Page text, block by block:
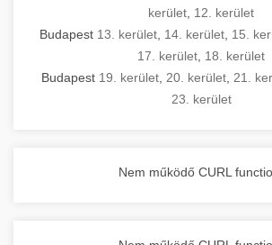
kerület 12. kerület
Budapest 13. kerület 14. kerület 15.
17. kerület 18. kerület
Budapest 19. kerület 20. kerület 21.
23. kerület
Nem működő CURL